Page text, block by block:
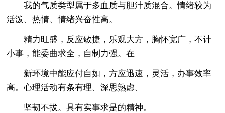
我的气质类型属于多血质与胆汁质混合。情绪较为
活泼、热情、情绪兴奋性高。
精力旺盛，反应敏捷，乐观大方，胸怀宽广，不计
小事，能委曲求全，自制力强。在
新环境中能应付自如，方应迅速，灵活，办事效率
高。心理活动有条有理、深思熟虑、
坚韧不拔。具有实事求是的精神。